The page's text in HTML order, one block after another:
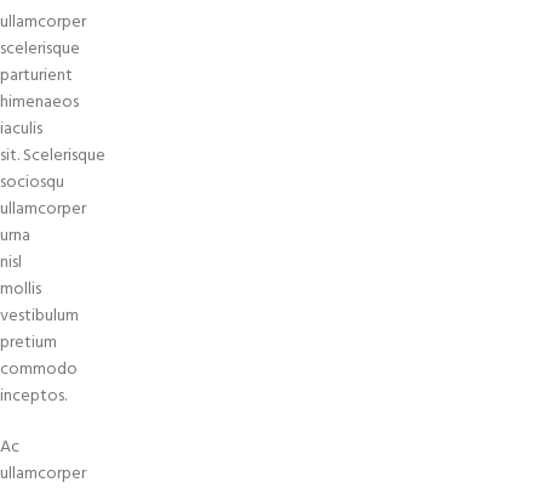
ullamcorper
scelerisque
parturient
himenaeos
iaculis
sit. Scelerisque
sociosqu
ullamcorper
urna
nisl
mollis
vestibulum
pretium
commodo
inceptos.
Ac
ullamcorper